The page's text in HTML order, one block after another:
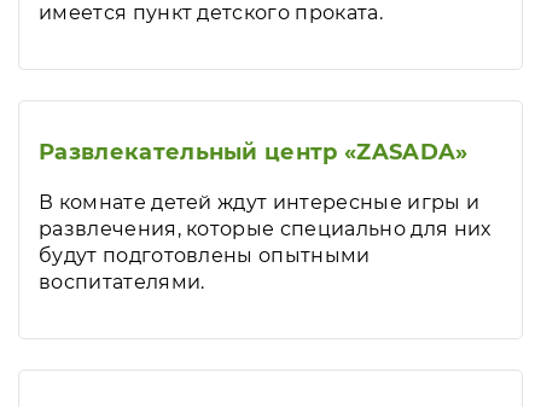
имеется пункт детского проката.
Развлекательный центр «ZASADA»
В комнате детей ждут интересные игры и
развлечения, которые специально для них
будут подготовлены опытными
воспитателями.